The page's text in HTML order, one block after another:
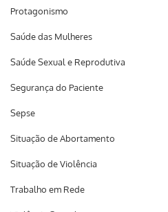
Protagonismo
Saúde das Mulheres
Saúde Sexual e Reprodutiva
Segurança do Paciente
Sepse
Situação de Abortamento
Situação de Violência
Trabalho em Rede